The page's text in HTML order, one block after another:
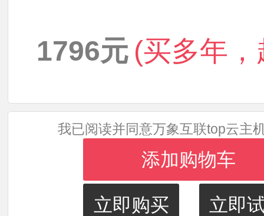
1796元 (买多年
我已阅读并同意万象互联top云主
添加购物车
立即购买 立即